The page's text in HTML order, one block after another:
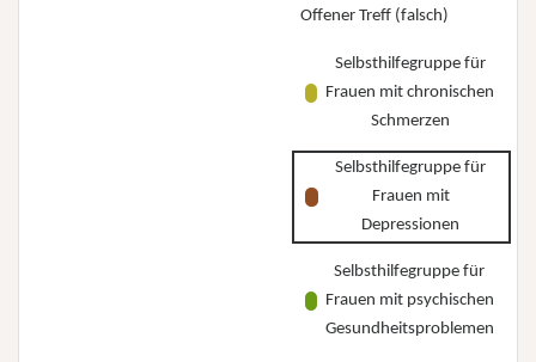
Offener Treff (falsch)
Selbsthilfegruppe für
Frauen mit chronischen
Schmerzen
Selbsthilfegruppe für
Frauen mit
Depressionen
Selbsthilfegruppe für
Frauen mit psychischen
Gesundheitsproblemen